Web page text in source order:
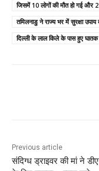
जिसमें 10 लोगों की मौत हो गई और
तमिलनाडु ने राज्य भर में सुरक्षा उपाय
दिल्ली के लाल किले के पास हुए
Previous article
संदिग्ध ड्राइवर की मां ने